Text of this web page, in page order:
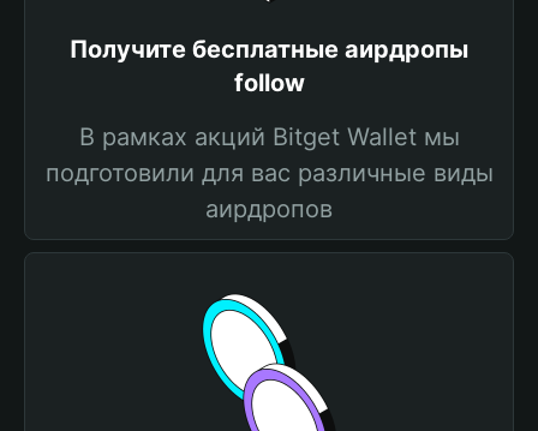
Получите бесплатные аирдропы
follow
В рамках акций Bitget Wallet мы
подготовили для вас различные виды
аирдропов